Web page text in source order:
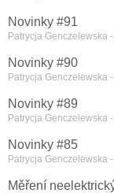
Novinky #91
Patrycja Genczelewska
Novinky #90
Patrycja Genczelewska
Novinky #89
Patrycja Genczelewska
Novinky #85
Patrycja Genczelewska
Měření